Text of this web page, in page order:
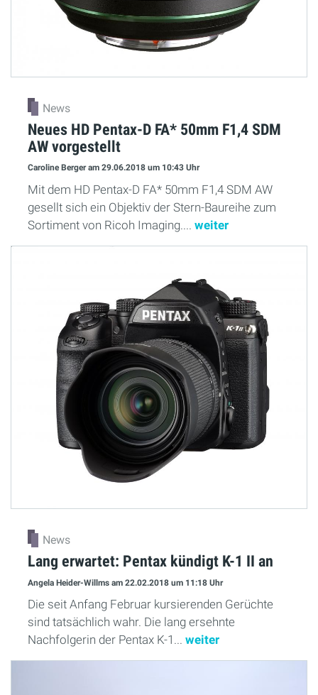
News
Neues HD Pentax-D FA* 50mm F1,4 SDM
AW vorgestellt
Caroline Bergeram 29.06.2018 um 10:43 Uhr
Mit dem HD Pentax-D FA* 50mm F1,4 SDM AW
gesellt sich ein Objektiv der Stern-Baureihe zum
Sortiment von Ricoh Imaging.... weiter
News
Lang erwartet: Pentax kündigt K-1 II an
Angela Heider-Willms am 22.02.2018 um 11:18 Uhr
Die seit Anfang Februar kursierenden Gerüchte
sind tatsächlich wahr. Die lang ersehnte
Nachfolgerin der Pentax K-1... weiter